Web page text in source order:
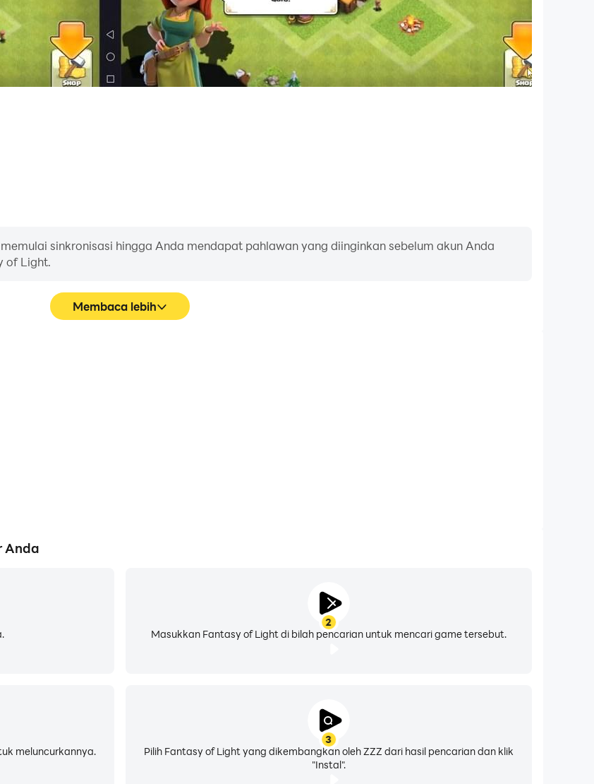
sinkronisasi hingga Anda mendapat pahlawan yang diinginkan sebelum akun Anda
of Light.
Membaca lebih
Anda
2
Masukkan Fantasy of Light di bilah pencarian untuk mencari game tersebut.
3
Pilih Fantasy of Light yang dikembangkan oleh ZZZ dari hasil pencarian dan klik
"Instal".
meluncurkannya.